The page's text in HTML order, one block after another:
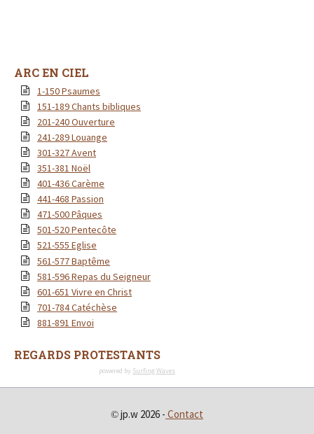
ARC EN CIEL
1-150 Psaumes
151-189 Chants bibliques
201-240 Ouverture
241-289 Louange
301-327 Avent
351-381 Noël
401-436 Carème
441-468 Passion
471-500 Pâques
501-520 Pentecôte
521-555 Eglise
561-577 Baptême
581-596 Repas du Seigneur
601-651 Vivre en Christ
701-784 Catéchèse
881-891 Envoi
REGARDS PROTESTANTS
powered by Surfing Waves
©jp.w 2026 - Contact